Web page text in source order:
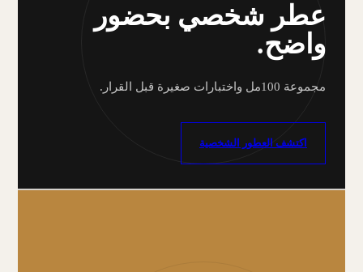
عطر شخصي بحضور
واضح.
مجموعة 100مل واختبارات صغيرة قبل القرار.
اكتشف العطور الشخصية